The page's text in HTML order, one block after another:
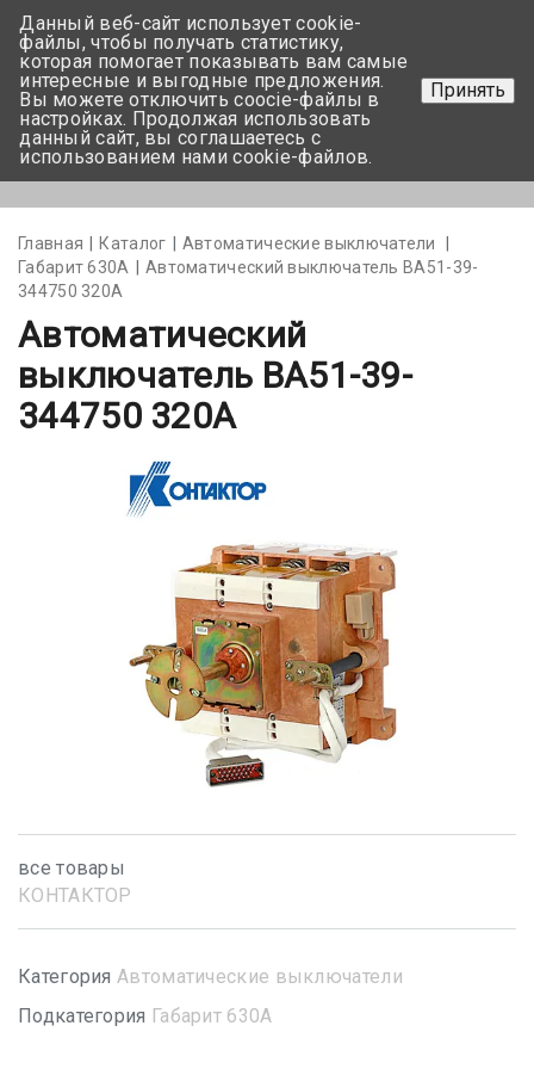
+375 17-350-99-56
+375 44-752-82-08
Задать вопрос
Главная Каталог
Автоматические выключатели
Габарит 630А
Автоматический выключатель ВА51-39-
344750 320А
Автоматический
выключатель ВА51-39-
344750 320А
все товары
КОНТАКТОР
Категория Автоматические выключатели
Подкатегория Габарит 630А
Данный веб-сайт использует cookie-
файлы, чтобы получать статистику,
которая помогает показывать вам самые
интересные и выгодные предложения.
Вы можете отключить coocie-файлы в
настройках. Продолжая использовать
данный сайт, вы соглашаетесь с
использованием нами cookie-файлов.
Принять